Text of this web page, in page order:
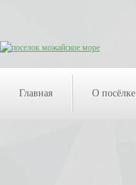
Главная О посёлке